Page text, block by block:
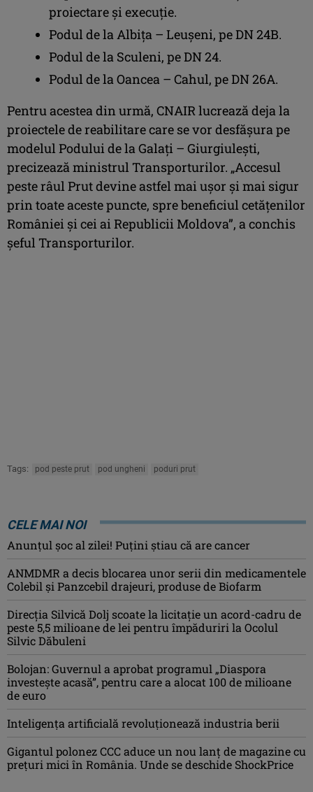
proiectare și execuție.
Podul de la Albița – Leușeni, pe DN 24B.
Podul de la Sculeni, pe DN 24.
Podul de la Oancea – Cahul, pe DN 26A.
Pentru acestea din urmă, CNAIR lucrează deja la
proiectele de reabilitare care se vor desfășura pe
modelul Podului de la Galați – Giurgiulești,
precizează ministrul Transporturilor. „Accesul
peste râul Prut devine astfel mai ușor și mai sigur
prin toate aceste puncte, spre beneficiul cetățenilor
României și cei ai Republicii Moldova”, a conchis
șeful Transporturilor.
Tags: pod peste prut pod ungheni poduri prut
CELE MAI NOI
Anunţul şoc al zilei! Puţini ştiau că are cancer
ANMDMR a decis blocarea unor serii din medicamentele
Colebil și Panzcebil drajeuri, produse de Biofarm
Direcția Silvică Dolj scoate la licitație un acord-cadru de
peste 5,5 milioane de lei pentru împăduriri la Ocolul
Silvic Dăbuleni
Bolojan: Guvernul a aprobat programul „Diaspora
investeşte acasă”, pentru care a alocat 100 de milioane
de euro
Inteligența artificială revoluționează industria berii
Gigantul polonez CCC aduce un nou lanț de magazine cu
prețuri mici în România. Unde se deschide ShockPrice